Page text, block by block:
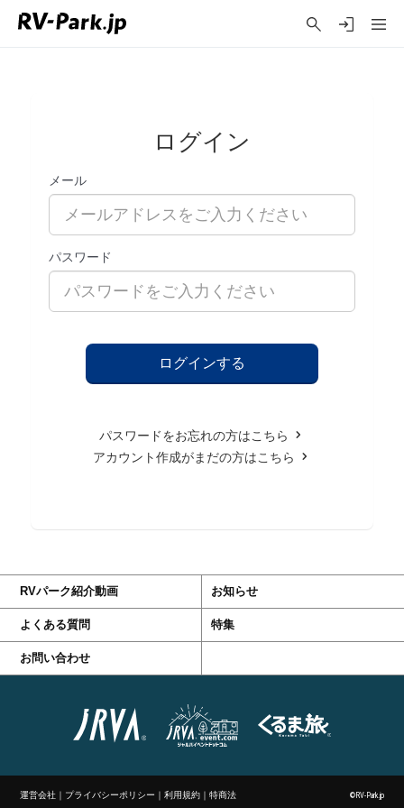
ログイン
メール
パスワード
パスワードをお忘れの方はこちら
アカウント作成がまだの方はこちら
RVパーク紹介動画 お知らせ
よくある質問 特集
お問い合わせ
運営会社 ｜ プライバシーポリシー ｜利用規約 ｜特商法 ©RV-Park.jp